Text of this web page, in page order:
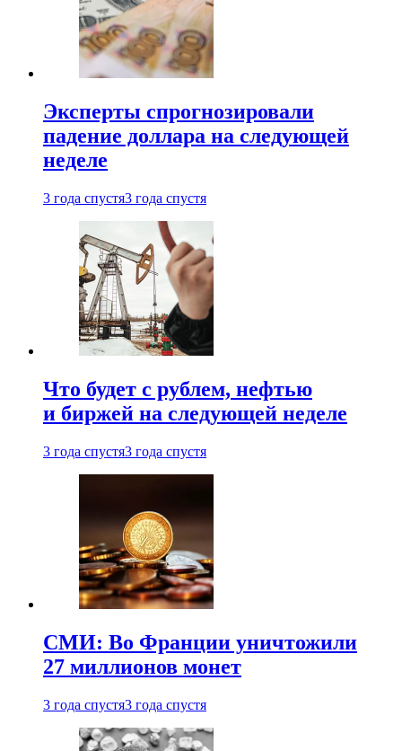
Эксперты спрогнозировали
падение доллара на следующей
неделе
3 года спустя3 года спустя
Что будет с рублем, нефтью
и биржей на следующей неделе
3 года спустя3 года спустя
СМИ: Во Франции уничтожили
27 миллионов монет
3 года спустя3 года спустя